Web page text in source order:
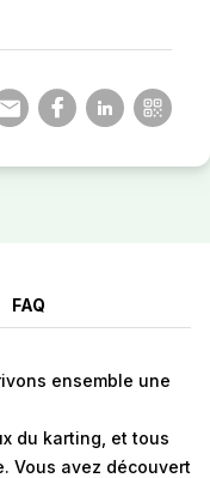
FAQ
ensemble une
du karting, et tous
Vous avez découvert